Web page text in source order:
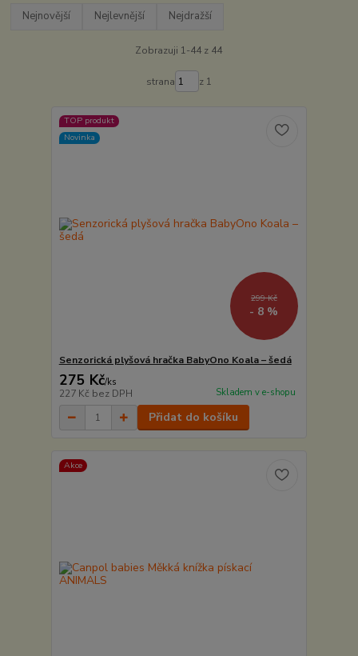
Nejnovější Nejlevnější Nejdražší
Zobrazuji 1-44 z 44
strana z 1
TOP produkt
Novinka
299 Kč
- 8 %
Senzorická plyšová hračka BabyOno Koala – šedá
275 Kč/ks
227 Kč bez DPH Skladem v e-shopu
Přidat do košíku
Akce